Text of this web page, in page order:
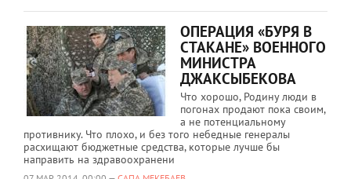
ОПЕРАЦИЯ «БУРЯ В
СТАКАНЕ» ВОЕННОГО
МИНИСТРА
ДЖАКСЫБЕКОВА
Что хорошо, Родину люди в
погонах продают пока своим,
а не потенциальному
противнику. Что плохо, и без того небедные генералы
расхищают бюджетные средства, которые лучше бы
направить на здравоохранени